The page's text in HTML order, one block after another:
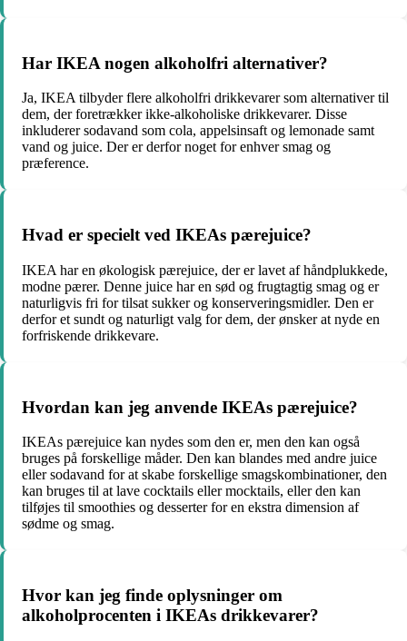
Har IKEA nogen alkoholfri alternativer?
Ja, IKEA tilbyder flere alkoholfri drikkevarer som alternativer til
dem, der foretrækker ikke-alkoholiske drikkevarer. Disse
inkluderer sodavand som cola, appelsinsaft og lemonade samt
vand og juice. Der er derfor noget for enhver smag og
præference.
Hvad er specielt ved IKEAs pærejuice?
IKEA har en økologisk pærejuice, der er lavet af håndplukkede,
modne pærer. Denne juice har en sød og frugtagtig smag og er
naturligvis fri for tilsat sukker og konserveringsmidler. Den er
derfor et sundt og naturligt valg for dem, der ønsker at nyde en
forfriskende drikkevare.
Hvordan kan jeg anvende IKEAs pærejuice?
IKEAs pærejuice kan nydes som den er, men den kan også
bruges på forskellige måder. Den kan blandes med andre juice
eller sodavand for at skabe forskellige smagskombinationer, den
kan bruges til at lave cocktails eller mocktails, eller den kan
tilføjes til smoothies og desserter for en ekstra dimension af
sødme og smag.
Hvor kan jeg finde oplysninger om
alkoholprocenten i IKEAs drikkevarer?